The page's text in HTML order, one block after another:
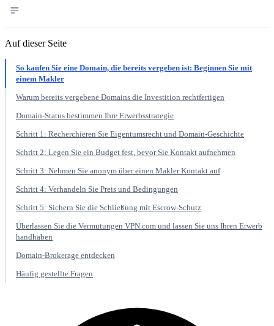
Auf dieser Seite
So kaufen Sie eine Domain, die bereits vergeben ist: Beginnen Sie mit
einem Makler
Warum bereits vergebene Domains die Investition rechtfertigen
Domain-Status bestimmen Ihre Erwerbsstrategie
Schritt 1: Recherchieren Sie Eigentumsrecht und Domain-Geschichte
Schritt 2: Legen Sie ein Budget fest, bevor Sie Kontakt aufnehmen
Schritt 3: Nehmen Sie anonym über einen Makler Kontakt auf
Schritt 4: Verhandeln Sie Preis und Bedingungen
Schritt 5: Sichern Sie die Schließung mit Escrow-Schutz
Überlassen Sie die Vermutungen VPN.com und lassen Sie uns Ihren Erwerb
handhaben
Domain-Brokerage entdecken
Häufig gestellte Fragen